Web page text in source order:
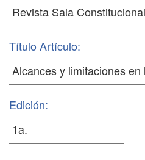
Título Artículo:
Edición: